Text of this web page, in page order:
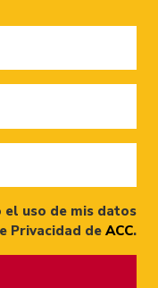
uso de mis datos
Privacidad deACC.